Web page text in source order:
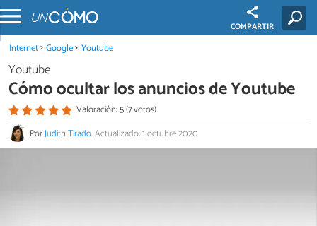
COMPARTIR
Internet Google Youtube
Youtube
Cómo ocultar los anuncios de Youtube
Valoración: 5 (7 votos)
PorJudith Tirado.Actualizado: 1 octubre 2020